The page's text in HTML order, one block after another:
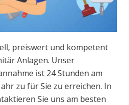
preiswert und kompetent
Anlagen. Unser
ist 24 Stunden am
zu für Sie zu erreichen. In
Sie uns am besten